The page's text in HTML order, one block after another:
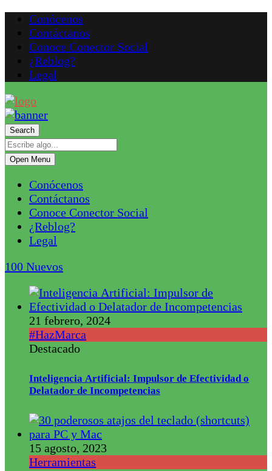
Conócenos
Contáctanos
Conoce Conector Social
¿Reblog?
Legal
Search
Open Menu
Conócenos
Contáctanos
Conoce Conector Social
¿Reblog?
Legal
100 Nuevos
21 febrero, 2024
#HazMarca
Destacado
Inteligencia Artificial: Impulsor de Efectividad o
Delatador de Incompetencias
15 agosto, 2023
Herramientas